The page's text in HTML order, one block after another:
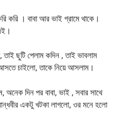
করি । বাবা আর ভাই গ্রামে থাকে।
ছুটি পেলাম কদিন , তাই ভাবলাম
চাইলো, তাকে নিয়ে আসলাম।
অনেক দিন পর বাবা, ভাই , সবার সাথে
একটু খটকা লাগলো, ওর মনে হলো